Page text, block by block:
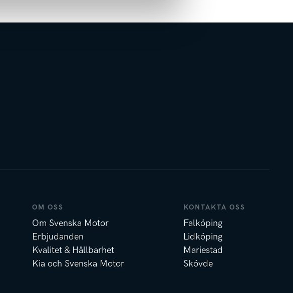
OM OSS
Om Svenska Motor
Erbjudanden
Kvalitet & Hållbarhet
Kia och Svenska Motor
KONTAKTA OSS
Falköping
Lidköping
Mariestad
Skövde